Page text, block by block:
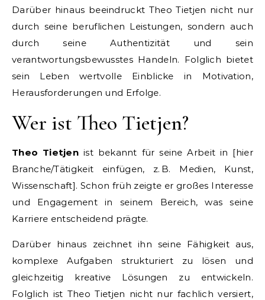
Darüber hinaus beeindruckt Theo Tietjen nicht nur
durch seine beruflichen Leistungen, sondern auch
durch seine Authentizität und sein
verantwortungsbewusstes Handeln. Folglich bietet
sein Leben wertvolle Einblicke in Motivation,
Herausforderungen und Erfolge.
Wer ist Theo Tietjen?
Theo Tietjen ist bekannt für seine Arbeit in [hier
Branche/Tätigkeit einfügen, z. B. Medien, Kunst,
Wissenschaft]. Schon früh zeigte er großes Interesse
und Engagement in seinem Bereich, was seine
Karriere entscheidend prägte.
Darüber hinaus zeichnet ihn seine Fähigkeit aus,
komplexe Aufgaben strukturiert zu lösen und
gleichzeitig kreative Lösungen zu entwickeln.
Folglich ist Theo Tietjen nicht nur fachlich versiert,